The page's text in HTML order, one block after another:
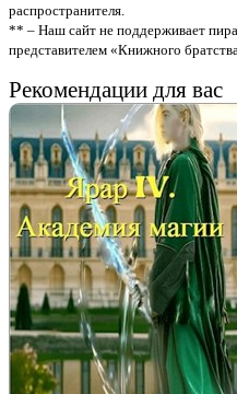
распространителя.
** – Наш сайт не поддерживает
представителем «Книжного
Рекомендации для вас